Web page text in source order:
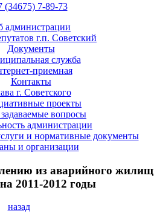
(34675) 7-89-73
администрации
г.п. Советский
Документы
служба
приемная
Контакты
г. Советского
проекты
вопросы
администрации
и нормативные документы
и организации
из аварийного
2011-2012 годы
назад